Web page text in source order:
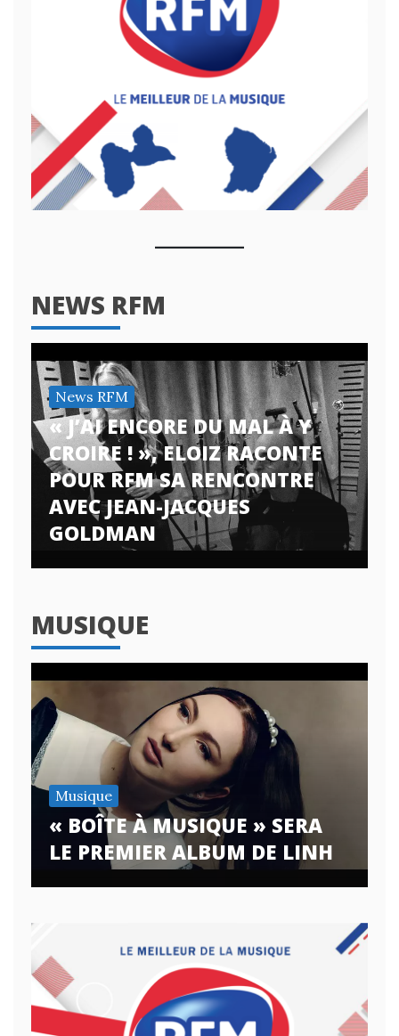
NEWS RFM
News RFM
« J’AI ENCORE DU MAL À Y
CROIRE ! », ELOIZ RACONTE
POUR RFM SA RENCONTRE
AVEC JEAN-JACQUES
GOLDMAN
MUSIQUE
Musique
« BOÎTE À MUSIQUE » SERA
LE PREMIER ALBUM DE LINH